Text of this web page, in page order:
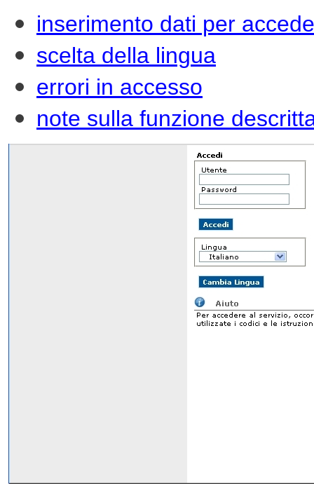
inserimento dati per
scelta della lingua
errori in accesso
note sulla funzione